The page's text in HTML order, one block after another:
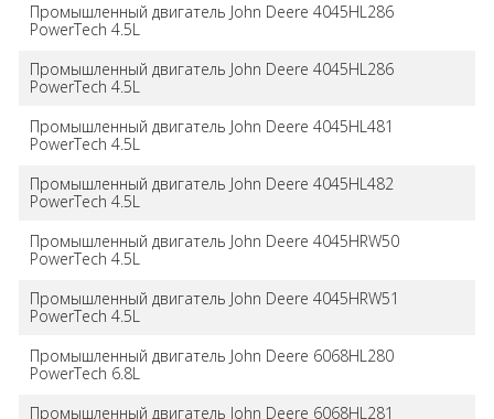
Промышленный двигатель John Deere 4045HL286
PowerTech 4.5L
Промышленный двигатель John Deere 4045HL286
PowerTech 4.5L
Промышленный двигатель John Deere 4045HL481
PowerTech 4.5L
Промышленный двигатель John Deere 4045HL482
PowerTech 4.5L
Промышленный двигатель John Deere 4045HRW50
PowerTech 4.5L
Промышленный двигатель John Deere 4045HRW51
PowerTech 4.5L
Промышленный двигатель John Deere 6068HL280
PowerTech 6.8L
Промышленный двигатель John Deere 6068HL281